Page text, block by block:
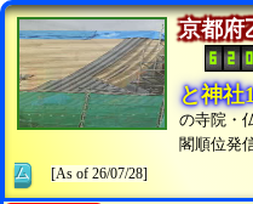
京都府
と神社
の寺院・
閣順位発
ム
[As of 26/07/28]